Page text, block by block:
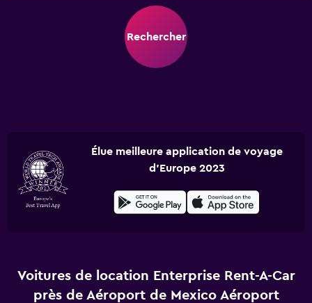
Rechercher
Élue meilleure application de voyage
d'Europe 2023
Voitures de location Enterprise Rent-A-Car
près de Aéroport de Mexico Aéroport